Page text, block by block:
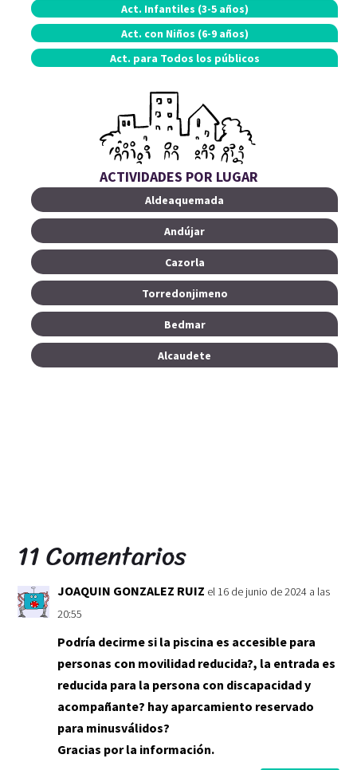
Act. Infantiles (3-5 años)
Act. con Niños (6-9 años)
Act. para Todos los públicos
ACTIVIDADES POR LUGAR
Aldeaquemada
Andújar
Cazorla
Torredonjimeno
Bedmar
Alcaudete
11 Comentarios
JOAQUIN GONZALEZ RUIZ el 16 de junio de 2024 a las
20:55
Podría decirme si la piscina es accesible para
personas con movilidad reducida?, la entrada es
reducida para la persona con discapacidad y
acompañante? hay aparcamiento reservado
para minusválidos?
Gracias por la información.